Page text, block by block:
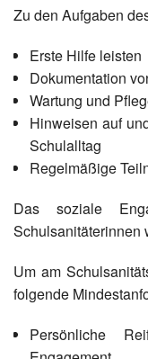
Zu den Aufgaben
Erste Hilfe leisten
Dokumentation
Wartung und
Hinweisen auf
Schulalltag
Regelmäßige
Das soziale
Schulsanitäterinnen
Um am
folgende
Persönliche